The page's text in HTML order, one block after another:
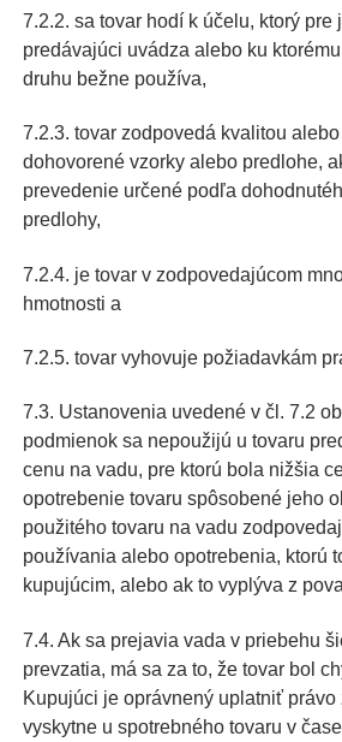
7.2.2. sa tovar hodí k účelu, ktorý pre
predávajúci uvádza alebo ku
druhu bežne používa,
7.2.3. tovar zodpovedá kvalitou
dohovorené vzorky alebo predlohe,
prevedenie určené podľa
predlohy,
7.2.4. je tovar v zodpovedajúcom
hmotnosti a
7.2.5. tovar vyhovuje požiadavkám
7.3. Ustanovenia uvedené v čl. 7.2
podmienok sa nepoužijú u tovaru
cenu na vadu, pre ktorú bola nižšia
opotrebenie tovaru spôsobené jeho
použitého tovaru na vadu
používania alebo opotrebenia, ktorú
kupujúcim, alebo ak to vyplýva z
7.4. Ak sa prejavia vada v priebehu
prevzatia, má sa za to, že tovar bol
Kupujúci je oprávnený uplatniť právo
vyskytne u spotrebného tovaru v